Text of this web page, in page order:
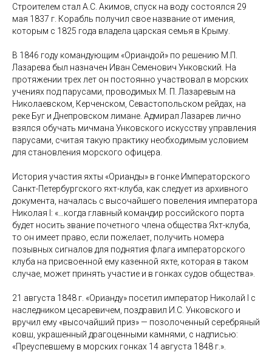
Строителем стал А.С. Акимов, спуск на воду состоялся 29
мая 1837 г. Корабль получил свое название от имения,
которым с 1825 года владела царская семья в Крыму.
В 1846 году командующим «Ориандой» по решению М.П.
Лазарева был назначен Иван Семенович Унковский. На
протяжении трех лет он постоянно участвовал в морских
учениях под парусами, проводимых М. П. Лазаревым на
Николаевском, Керченском, Севастопольском рейдах, на
реке Буг и Днепровском лимане. Адмирал Лазарев лично
взялся обучать мичмана Унковского искусству управления
парусами, считая такую практику необходимым условием
для становления морского офицера.
История участия яхты «Орианды» в гонке Императорского
Санкт-Петербургского яхт-клуба, как следует из архивного
документа, началась с высочайшего повеления императора
Николая I: «…когда главный командир российского порта
будет носить звание почетного члена общества Яхт-клуба,
то он имеет право, если пожелает, получить номера
позывных сигналов для поднятия флага императорского
клуба на присвоенной ему казенной яхте, которая в таком
случае, может принять участие и в гонках судов общества».
21 августа 1848 г. «Орианду» посетил император Николай I с
наследником цесаревичем, поздравил И.С. Унковского и
вручил ему «высочайший приз» — позолоченный серебряный
ковш, украшенный драгоценными камнями, с надписью:
«Преуспевшему в морских гонках 14 августа 1848 г.».